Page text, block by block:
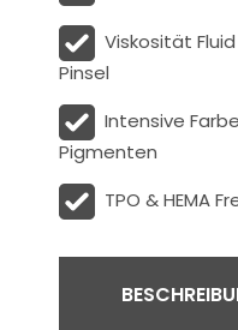
ViskositätFluid
Pinsel
Intensive
Pigmenten
TPO & HEMA